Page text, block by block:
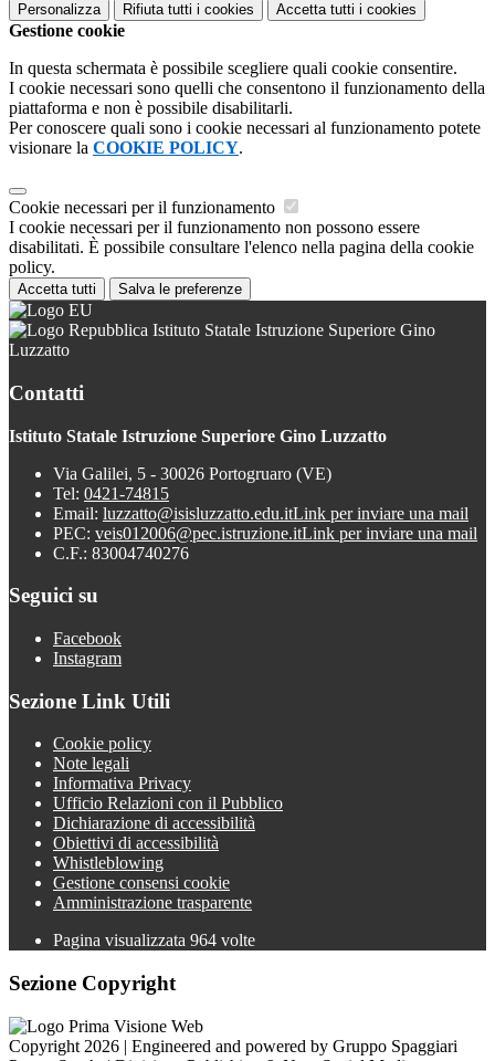
Personalizza Rifiuta tutti i cookies Accetta tutti i cookies
Gestione cookie
In questa schermata è possibile scegliere quali cookie consentire.
I cookie necessari sono quelli che consentono il funzionamento della
piattaforma e non è possibile disabilitarli.
Per conoscere quali sono i cookie necessari al funzionamento potete
visionare la COOKIE POLICY.
Cookie necessari per il funzionamento
I cookie necessari per il funzionamento non possono essere
disabilitati. È possibile consultare l'elenco nella pagina della cookie
policy.
Accetta tutti Salva le preferenze
Istituto Statale Istruzione Superiore Gino
Luzzatto
Contatti
Istituto Statale Istruzione Superiore Gino Luzzatto
Via Galilei, 5 - 30026 Portogruaro (VE)
Tel: 0421-74815
Email: luzzatto@isisluzzatto.edu.itLink per inviare una mail
PEC: veis012006@pec.istruzione.itLink per inviare una mail
C.F.: 83004740276
Seguici su
Facebook
Instagram
Sezione Link Utili
Cookie policy
Note legali
Informativa Privacy
Ufficio Relazioni con il Pubblico
Dichiarazione di accessibilità
Obiettivi di accessibilità
Whistleblowing
Gestione consensi cookie
Amministrazione trasparente
Pagina visualizzata 964 volte
Sezione Copyright
Copyright 2026 | Engineered and powered by Gruppo Spaggiari